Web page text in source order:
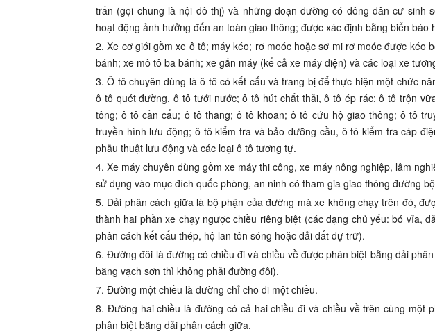
trấn (gọi chung là nội đô thị) và những đoạn đường có đông dân cư sinh
hoạt động ảnh hưởng đến an toàn giao thông; được xác định bằng biển báo
2. Xe cơ giới gồm xe ô tô; máy kéo; rơ moóc hoặc sơ mi rơ moóc được kéo
bánh; xe mô tô ba bánh; xe gắn máy (kể cả xe máy điện) và các loại xe
3.Ô tô chuyên dùng là ô tô có kết cấu và trang bị để thực hiện một chức
ô tô quét đường, ô tô tưới nước; ô tô hút chất thải, ô tô ép rác; ô tô trộn
tông; ô tô cần cẩu; ô tô thang; ô tô khoan; ô tô cứu hộ giao thông; ô tô
truyền hình lưu động; ô tô kiểm tra và bảo dưỡng cầu, ô tô kiểm tra cáp
phẫu thuật lưu động và các loại ô tô tương tự.
4. Xe máy chuyên dùng gồm xe máy thi công, xe máy nông nghiệp, lâm
sử dụng vào mục đích quốc phòng, an ninh có tham gia giao thông đường
5. Dải phân cách giữa là bộ phận của đường màxe không chạy trên đó, đư
thành hai phần xe chạy ngược chiều riêng biệt (các dạng chủ yếu: bó vỉa,
phân cách kết cấu thép, hộ lan tôn sóng hoặc dải đất dự trữ).
6.Đườngđôi là đường cóchiều đi và chiều về được phân biệt bằng dải
bằng vạch sơn thì không phải đường đôi).
7. Đường một chiều là đường chỉ cho đi một chiều.
8. Đường hai chiều là đường có cả hai chiều đi và chiều vềtrên cùng một
phân biệt bằng dải phân cách giữa.